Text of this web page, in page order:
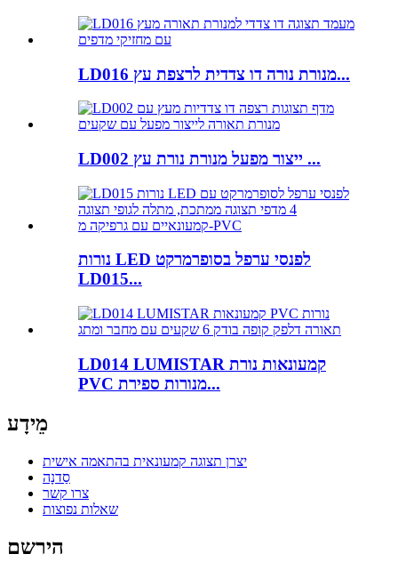
LD016 מנורת נורה דו צדדית לרצפת עץ...
LD002 ייצור מפעל מנורת נורת עץ ...
נורות LED לפנסי ערפל בסופרמרקט
LD015...
LD014 LUMISTAR קמעונאות נורת
PVC מנורות ספירת...
מֵידָע
יצרן תצוגה קמעונאית בהתאמה אישית
סַדנָה
צרו קשר
שאלות נפוצות
הירשם